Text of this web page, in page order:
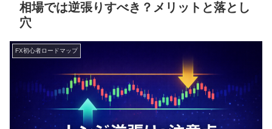
相場では逆張りすべき？メリットと落とし
穴
FX初心者ロードマップ